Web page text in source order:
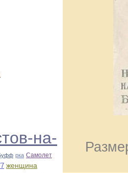
на-
рка Самолет
женщина